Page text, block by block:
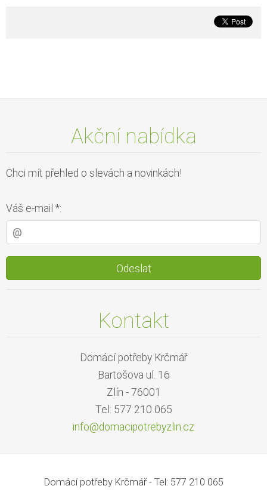
Akční nabídka
Chci mít přehled o slevách a novinkách!
Váš e-mail *:
Kontakt
Domácí potřeby Krčmář
Bartošova ul. 16
Zlín - 76001
Tel: 577 210 065
info@domacipotrebyzlin.cz
Domácí potřeby Krčmář - Tel: 577 210 065